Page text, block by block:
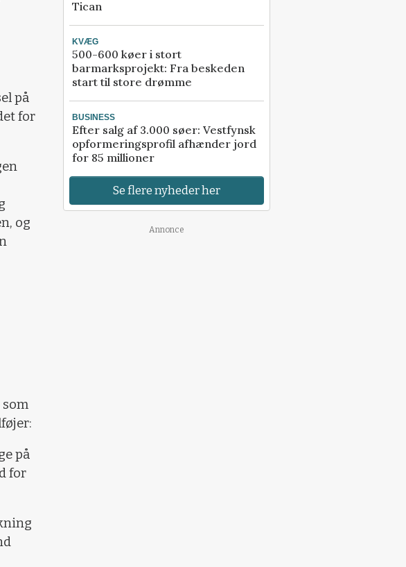
på
for
og
på
for
Tican
KVÆG
500-600 køer i stort
barmarksprojekt: Fra beskeden
start til store drømme
BUSINESS
Efter salg af 3.000 søer: Vestfynsk
opformeringsprofil afhænder jord
for 85 millioner
Se flere nyheder her
Annonce